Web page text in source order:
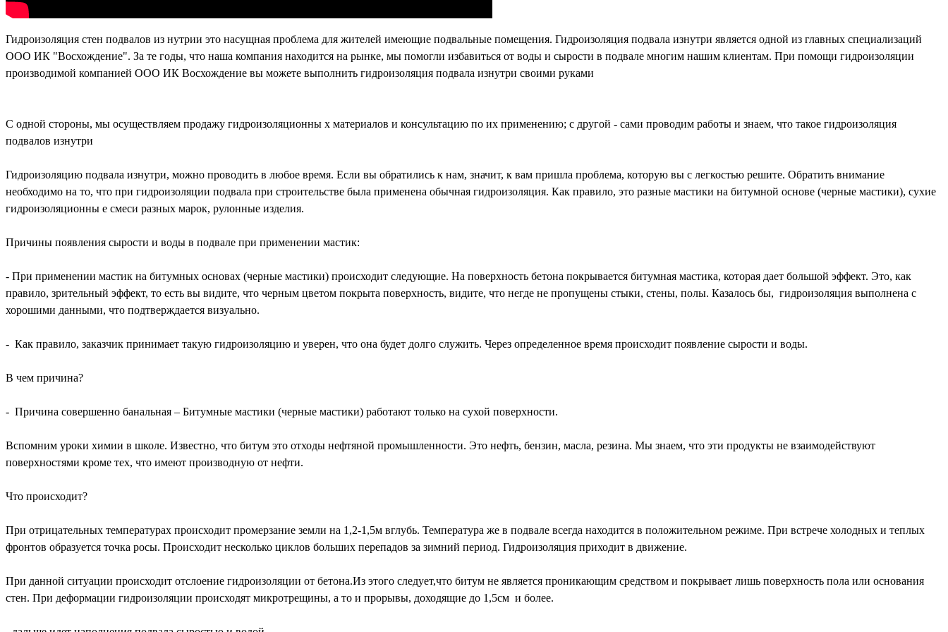
Гидроизоляция стен подвалов из нутрии это насущная проблема для жителей имеющие подвальные помещения. Гидроизоляция подвала изнутри является одной из главных специализаций
ООО ИК "Восхождение". За те годы, что наша компания находится на рынке, мы помогли избавиться от воды и сырости в подвале многим нашим клиентам. При помощи гидроизоляции
производимой компанией ООО ИК Восхождение вы можете выполнить гидроизоляция подвала изнутри своими руками
С одной стороны, мы осуществляем продажу гидроизоляционны х материалов и консультацию по их применению; с другой - сами проводим работы и знаем, что такое гидроизоляция
подвалов изнутри
Гидроизоляцию подвала изнутри, можно проводить в любое время. Если вы обратились к нам, значит, к вам пришла проблема, которую вы с легкостью решите. Обратить внимание
необходимо на то, что при гидроизоляции подвала при строительстве была применена обычная гидроизоляция. Как правило, это разные мастики на битумной основе (черные мастики), сухие
гидроизоляционны е смеси разных марок, рулонные изделия.
Причины появления сырости и воды в подвале при применении мастик:
- При применении мастик на битумных основах (черные мастики) происходит следующие. На поверхность бетона покрывается битумная мастика, которая дает большой эффект. Это, как
правило, зрительный эффект, то есть вы видите, что черным цветом покрыта поверхность, видите, что негде не пропущены стыки, стены, полы. Казалось бы, гидроизоляция выполнена с
хорошими данными, что подтверждается визуально.
- Как правило, заказчик принимает такую гидроизоляцию и уверен, что она будет долго служить. Через определенное время происходит появление сырости и воды.
В чем причина?
- Причина совершенно банальная – Битумные мастики (черные мастики) работают только на сухой поверхности.
Вспомним уроки химии в школе. Известно, что битум это отходы нефтяной промышленности. Это нефть, бензин, масла, резина. Мы знаем, что эти продукты не взаимодействуют
поверхностями кроме тех, что имеют производную от нефти.
Что происходит?
При отрицательных температурах происходит промерзание земли на 1,2-1,5м вглубь. Температура же в подвале всегда находится в положительном режиме. При встрече холодных и теплых
фронтов образуется точка росы. Происходит несколько циклов больших перепадов за зимний период. Гидроизоляция приходит в движение.
При данной ситуации происходит отслоение гидроизоляции от бетона.Из этого следует,что битум не является проникающим средством и покрывает лишь поверхность пола или основания
стен. При деформации гидроизоляции происходят микротрещины, а то и прорывы, доходящие до 1,5см и более.